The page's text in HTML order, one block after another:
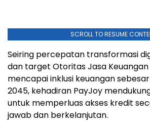
SCROLL TO RESUME
Seiring percepatan transformasi
dan target Otoritas Jasa
mencapai inklusi keuangan
2045, kehadiran PayJoy
untuk memperluas akses kredit
jawab dan berkelanjutan.